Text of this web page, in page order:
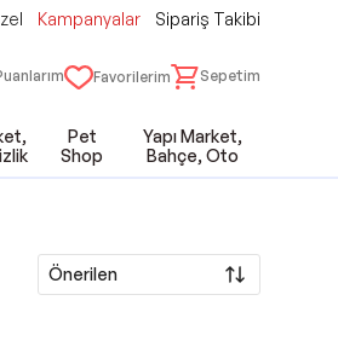
Kampanyalar Sipariş Takibi
Favorilerim Sepetim
Pet
Shop
Yapı Market,
Bahçe, Oto
Önerilen